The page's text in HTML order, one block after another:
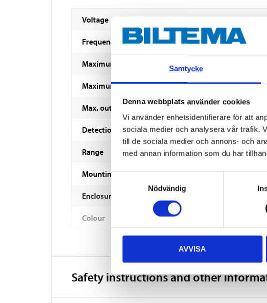
Samtycke
Denna webbplats använder cookies
Vi använder enhetsidentifierare för att
sociala medier och analysera vår trafik.
till de sociala medier och annons- och
med annan information som du har
Samtyckesval
Nödvändig
AVVISA
Voltage
Frequency
Maximum load
Maximum load
Max. output
Detection range
Range
Mounting height
Enclosure class
Colour
Safety instructions and other